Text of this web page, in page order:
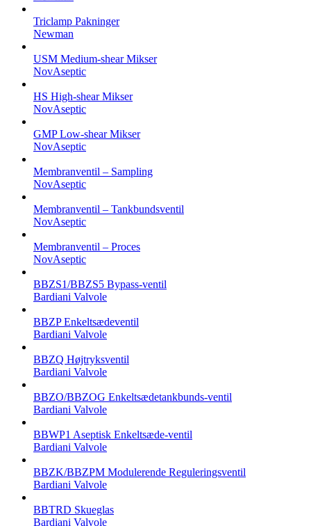
Triclamp Pakninger
Newman
USM Medium-shear Mikser
NovAseptic
HS High-shear Mikser
NovAseptic
GMP Low-shear Mikser
NovAseptic
Membranventil – Sampling
NovAseptic
Membranventil – Tankbundsventil
NovAseptic
Membranventil – Proces
NovAseptic
BBZS1/BBZS5 Bypass-ventil
Bardiani Valvole
BBZP Enkeltsædeventil
Bardiani Valvole
BBZQ Højtryksventil
Bardiani Valvole
BBZO/BBZOG Enkeltsædetankbunds-ventil
Bardiani Valvole
BBWP1 Aseptisk Enkeltsæde-ventil
Bardiani Valvole
BBZK/BBZPM Modulerende Reguleringsventil
Bardiani Valvole
BBTRD Skueglas
Bardiani Valvole